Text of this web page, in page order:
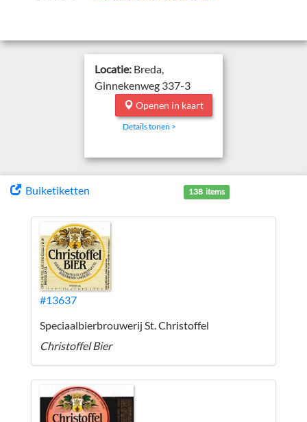
Locatie: Breda,
Ginnekenweg 337-3
Openen in kaart
Details tonen >
Buiketiketten 138 items
#13637
Speciaalbierbrouwerij St. Christoffel
Christoffel Bier